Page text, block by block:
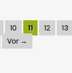
10 11 12
13
Vor →